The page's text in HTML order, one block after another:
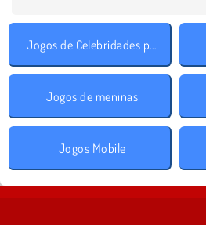
Jogos de Celebridades para Meninas
Jogos de meninas
Jogos Mobile